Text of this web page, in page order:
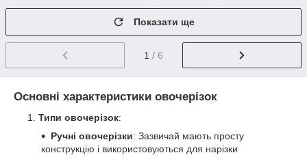
Показати ще
1 / 6
Основні характеристики овочерізок
Типи овочерізок:
Ручні овочерізки: Зазвичай мають просту
конструкцію і використовуються для нарізки